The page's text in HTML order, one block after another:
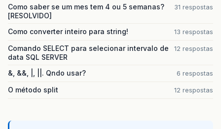
Como saber se um mes tem 4 ou 5 semanas?
[RESOLVIDO]
31 respostas
Como converter inteiro para string! 13 respostas
Comando SELECT para selecionar intervalo de
data SQL SERVER
12 respostas
&, &&, |, ||. Qndo usar? 6 respostas
O método split 12 respostas